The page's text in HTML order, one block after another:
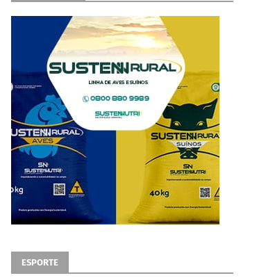
ESPORTE